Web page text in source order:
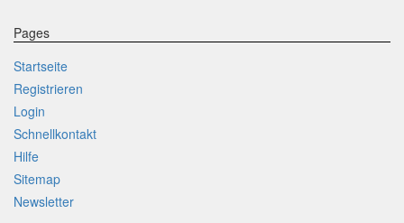
Pages
Startseite
Registrieren
Login
Schnellkontakt
Hilfe
Sitemap
Newsletter